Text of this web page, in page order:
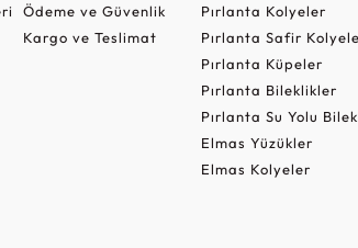
Ödeme ve Güvenlik
Kargo ve Teslimat
Pırlanta Kolyeler
Pırlanta Safir
Pırlanta Küpeler
Pırlanta Bileklikler
Pırlanta Su Yolu
Elmas Yüzükler
Elmas Kolyeler